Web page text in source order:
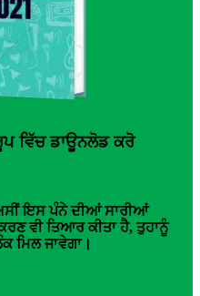
ਵਿੱਚ ਡਾਊਨਲੋਡ ਕਰੋ
ਇਸ ਪੰਨੇ ਦੀਆਂ ਸਾਰੀਆਂ
ਵੀ ਤਿਆਰ ਕੀਤਾ ਹੈ, ਤੁਹਾਨੂੰ
ਮਿਲ ਜਾਵੇਗਾ।